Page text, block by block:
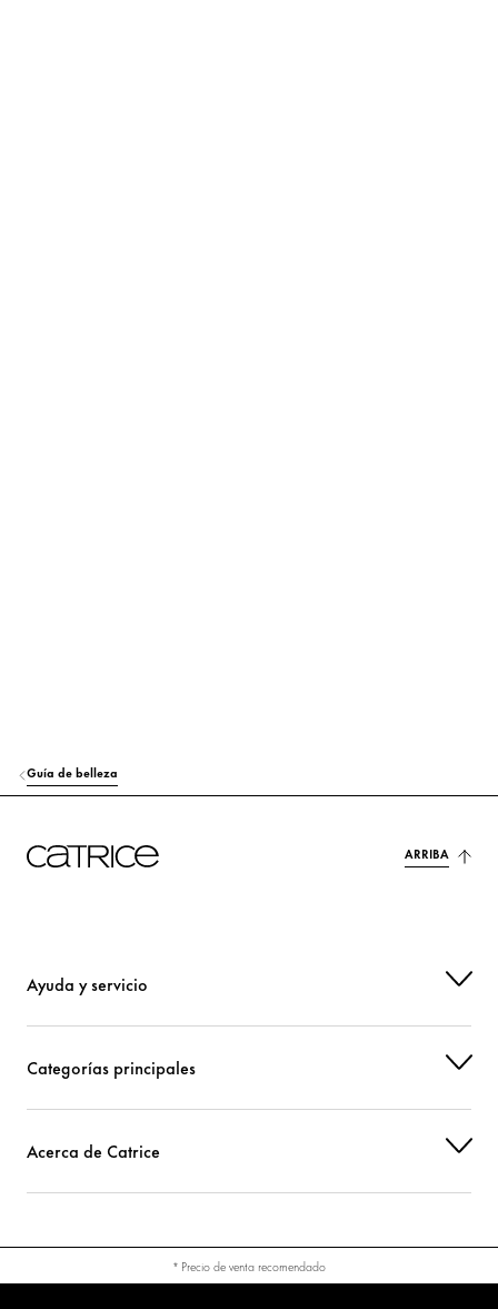
Guía de belleza
ARRIBA
Ayuda y servicio
Categorías principales
Acerca de Catrice
* Precio de venta recomendado